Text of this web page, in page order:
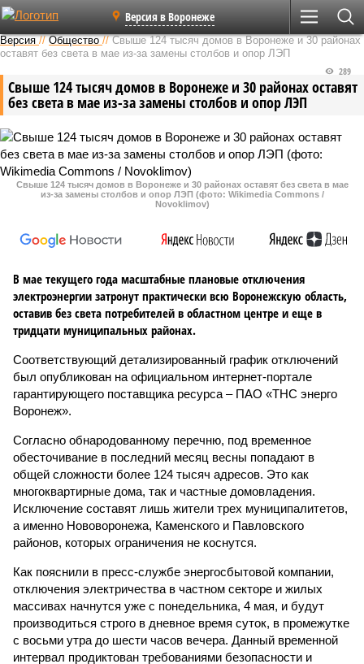
Версия в Воронеже
Версия //Общество //Свыше 124 тысяч домов в Воронеже и 30 районах
оставят без света в мае из-за замены столбов и опор ЛЭП
Свыше 124 тысяч домов в Воронеже и 30 районах оставят
без света в мае из-за замены столбов и опор ЛЭП
289
Свыше 124 тысяч домов в Воронеже и 30 районах оставят без света в мае
из-за замены столбов и опор ЛЭП (фото: Wikimedia Commons /
Novoklimov)
В мае текущего года масштабные плановые отключения
электроэнергии затронут практически всю Воронежскую область,
оставив без света потребителей в областном центре и еще в
тридцати муниципальных районах.
Соответствующий детализированный график отключений
был опубликован на официальном интернет-портале
гарантирующего поставщика ресурса – ПАО «ТНС энерго
Воронеж».
Согласно обнародованному перечню, под временное
обесточивание в последний месяц весны попадают в
общей сложности более 124 тысяч адресов. Это как
многоквартирные дома, так и частные домовладения.
Исключение составят лишь жители трех муниципалитетов,
а именно Нововоронежа, Каменского и Павловского
районов, которых ограничения не коснутся.
Как пояснили в пресс-службе энергосбытовой компании,
отключения электричества в частном секторе и жилых
массивах начнутся уже с понедельника, 4 мая, и будут
производиться строго в дневное время суток, в промежутке
с восьми утра до шести часов вечера. Данный временной
интервал продиктован требованиями безопасности и